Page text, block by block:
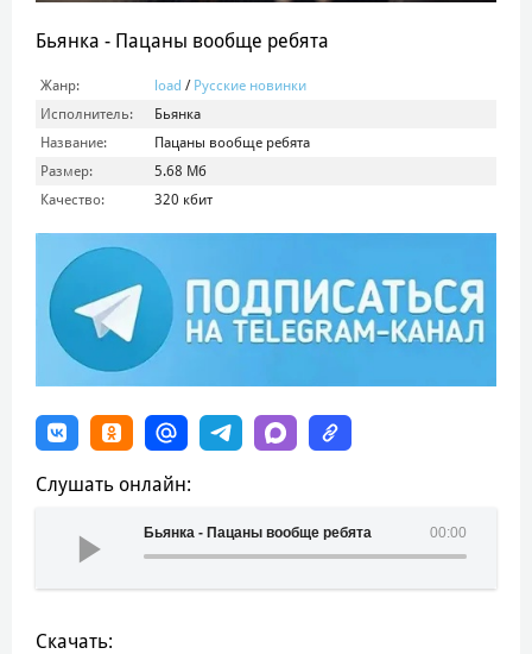
Бьянка - Пацаны вообще ребята
Жанр: load / Русские новинки
Исполнитель:
Бьянка
Название:
Пацаны вообще ребята
Размер:
5.68 Мб
Качество:
320 кбит
Слушать онлайн:
00:00
Бьянка - Пацаны вообще ребята
Скачать: